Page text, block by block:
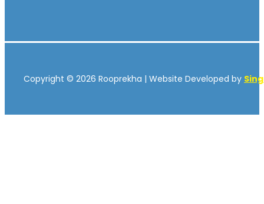
Copyright © 2026 Rooprekha | Website Developed by